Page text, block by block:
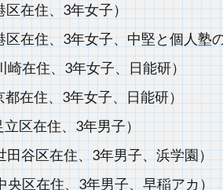
区在住、3年女子）
区在住、3年女子、中堅と個人塾
崎在住、3年女子、日能研）
都在住、3年女子、日能研）
立区在住、3年男子）
田谷区在住、3年男子、浜学園）
央区在住、3年男子、早稲アカ）